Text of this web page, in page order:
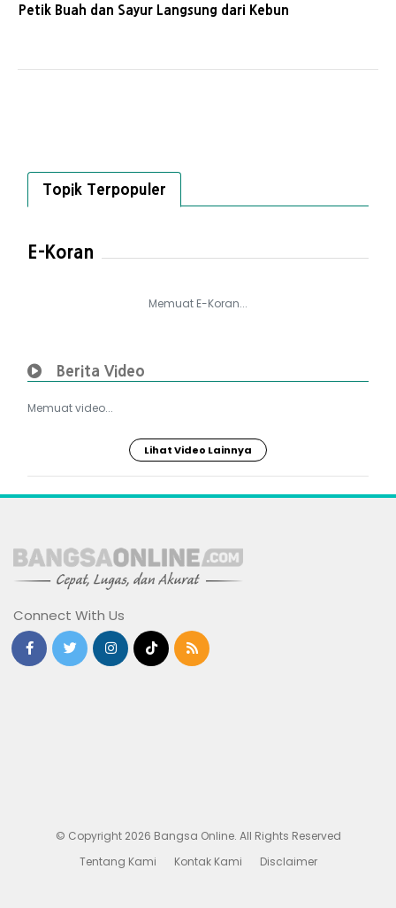
Petik Buah dan Sayur Langsung dari Kebun
Topik Terpopuler
E-Koran
Memuat E-Koran...
Berita Video
Memuat video...
Lihat Video Lainnya
Connect With Us
© Copyright 2026 Bangsa Online. All Rights Reserved
Tentang Kami
Kontak Kami Disclaimer